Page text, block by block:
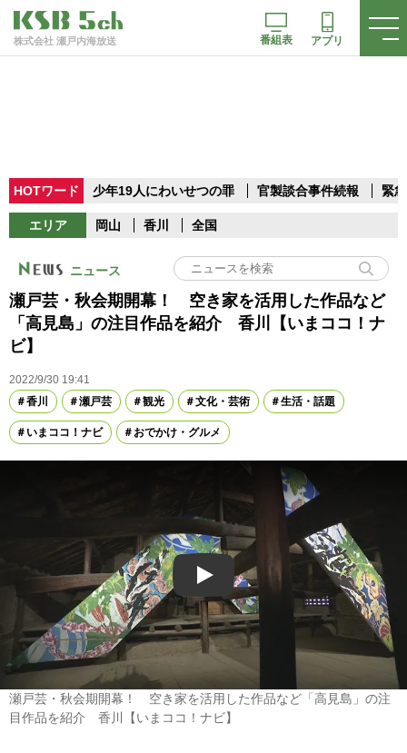
株式会社 瀬戸内海放送 番組表 アプリ
HOTワード 少年19人にわいせつの罪 官製談合事件続報 緊
エリア 岡山 香川 全国
ニュース
瀬戸芸・秋会期開幕！ 空き家を活用した作品など
「高見島」の注目作品を紹介 香川【いまココ！ナ
ビ】
2022/9/30 19:41
香川
瀬戸芸 観光 文化・芸術 生活・話題
いまココ！ナビ おでかけ・グルメ
Play
瀬戸芸・秋会期開幕！ 空き家を活用した作品など「高見島」の注
目作品を紹介 香川【いまココ！ナビ】